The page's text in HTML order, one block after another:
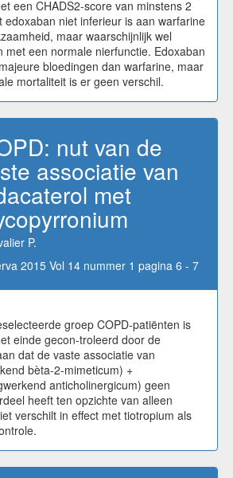
een CHADS2-score van minstens 2
edoxaban niet inferieur is aan warfarine
maar waarschijnlijk wel
met een normale nierfunctie. Edoxaban
bloedingen dan warfarine, maar
mortaliteit is er geen verschil.
nut van de
associatie van
met
P.
2015 Vol 14 nummer 1 pagina 6 - 7
groep COPD-patiënten is
einde gecon-troleerd door de
dat de vaste associatie van
bèta-2-mimeticum) +
anticholinergicum) geen
heeft ten opzichte van alleen
verschilt in effect met tiotropium als